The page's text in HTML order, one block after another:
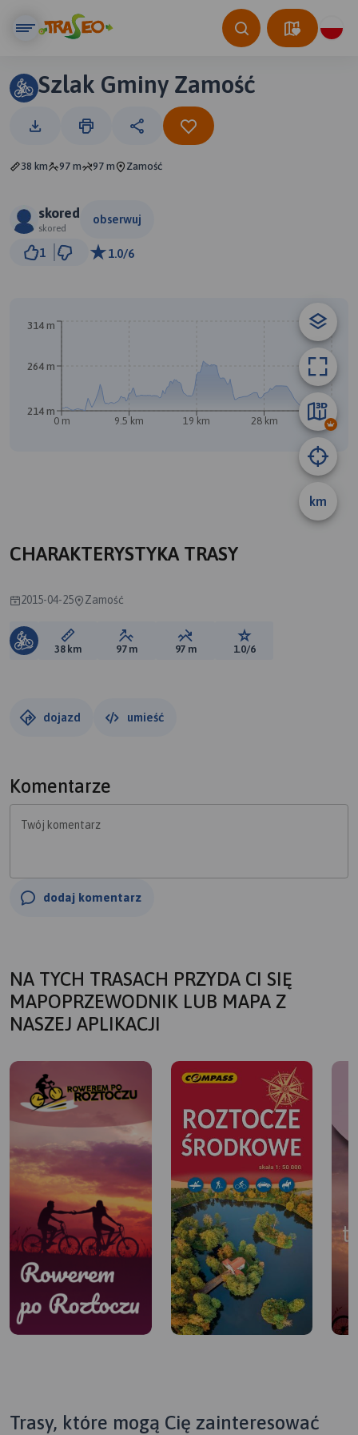
Szlak Gminy Zamość
38 km 97 m 97 m Zamość
skored
skored
obserwuj
1 1.0/6
km
0 m 9.5 km 19 km 28 km 38 km
214 m
264 m
314 m
CHARAKTERYSTYKA TRASY
2015-04-25 Zamość
Długość trasy:
38 km Suma przewyższeń:
97 m Suma spadków:
97 m Ocena trasy:
1.0/6
dojazd umieść
Komentarze
Twój komentarz
dodaj komentarz
NA TYCH TRASACH PRZYDA CI SIĘ
MAPOPRZEWODNIK LUB MAPA Z
NASZEJ APLIKACJI
Trasy, które mogą Cię zainteresować